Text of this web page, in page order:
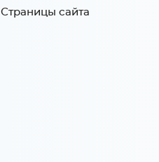
Страницы сайта